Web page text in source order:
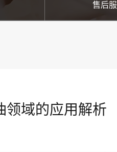
售后
领域的应用解析